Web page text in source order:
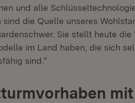
und alle
sind die Quelle unseres
Sie stellt heute
im Land haben, die sich
sind.“